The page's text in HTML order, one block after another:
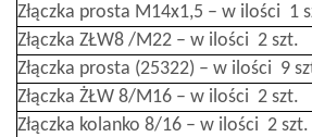
Złączka prosta M14x1,5 – w ilości 1
Złączka ZŁW8 /M22 – w ilości 2 szt.
Złączka prosta (25322) – w ilości 9
Złączka ŻŁW 8/M16 – w ilości 2 szt.
Złączka kolanko 8/16 – w ilości 2 szt.